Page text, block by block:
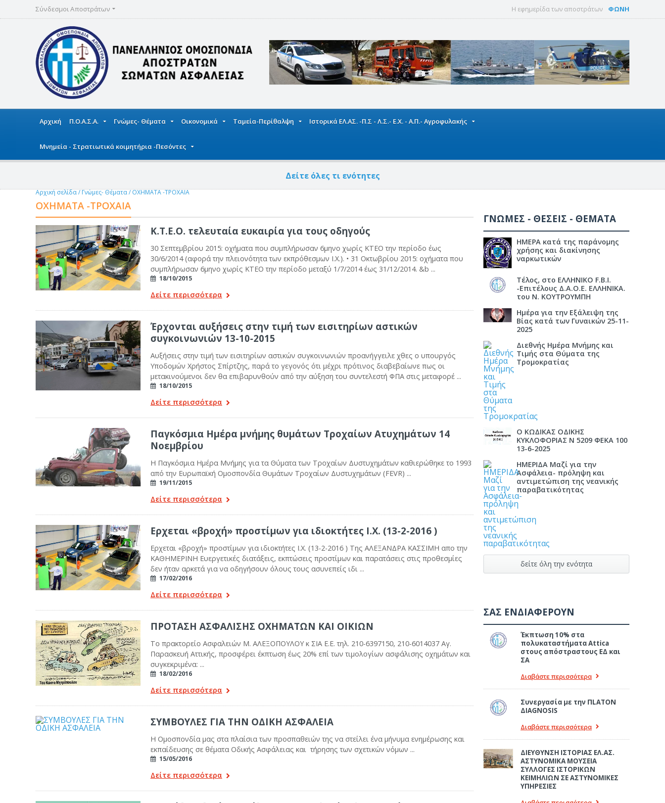
Η εφημερίδα των αποστράτων ΦΩΝΗ
Σύνδεσμοι Αποστράτων
Αρχική Π.Ο.Α.Σ.Α. Γνώμες- Θέματα Οικονομικά Ταμεία-Περίθαλψη Ιστορικά ΕΛ.ΑΣ. -Π.Σ - Λ.Σ.- Ε.Χ. - Α.Π.- Αγροφυλακής
Μνημεία - Στρατιωτικά κοιμητήρια -Πεσόντες
Δείτε όλες τι ενότητες
Αρχική σελίδα/Γνώμες- Θέματα/ΟΧΗΜΑΤΑ -ΤΡΟΧΑΙΑ
ΟΧΗΜΑΤΑ -ΤΡΟΧΑΙΑ
Κ.Τ.Ε.Ο. τελευταία ευκαιρία για τους οδηγούς
30 Σεπτεμβρίου 2015: οχήματα που συμπλήρωσαν 6μηνο χωρίς ΚΤΕΟ την περίοδο έως
30/6/2014 (αφορά την πλειονότητα των εκπρόθεσμων Ι.Χ.). • 31 Οκτωβρίου 2015: οχήματα που
συμπλήρωσαν 6μηνο χωρίς ΚΤΕΟ την περίοδο μεταξύ 1/7/2014 έως 31/12/2014. &b ...
18/10/2015
Δείτε περισσότερα
Έρχονται αυξήσεις στην τιμή των εισιτηρίων αστικών
συγκοινωνιών 13-10-2015
Αυξήσεις στην τιμή των εισιτηρίων αστικών συγκοινωνιών προανήγγειλε χθες ο υπουργός
Υποδομών Χρήστος Σπίρτζης, παρά το γεγονός ότι μέχρι πρότινος διαβεβαίωνε πως οι
μετακινούμενοι δεν θα επιβαρυνθούν από την αύξηση του συντελεστή ΦΠΑ στις μεταφορέ ...
18/10/2015
Δείτε περισσότερα
Παγκόσμια Ημέρα μνήμης θυμάτων Τροχαίων Ατυχημάτων 14
Νοεμβρίου
Η Παγκόσμια Ημέρα Μνήμης για τα Θύματα των Τροχαίων Δυστυχημάτων καθιερώθηκε το 1993
από την Ευρωπαϊκή Ομοσπονδία Θυμάτων Τροχαίων Δυστυχημάτων (FEVR) ...
19/11/2015
Δείτε περισσότερα
Ερχεται «βροχή» προστίμων για ιδιοκτήτες Ι.Χ. (13-2-2016 )
Ερχεται «βροχή» προστίμων για ιδιοκτήτες Ι.Χ. (13-2-2016 ) Της ΑΛΕΞΑΝΔΡΑ ΚΑΣΣΙΜΗ απο την
ΚΑΘΗΜΕΡΙΝΗ Ευεργετικές διατάξεις, εκπτώσεις προστίμων και παρατάσεις στις προθεσμίες
δεν ήταν αρκετά για να οδηγήσουν όλους τους ασυνεπείς ιδι ...
17/02/2016
Δείτε περισσότερα
ΠΡΟΤΑΣΗ ΑΣΦΑΛΙΣΗΣ ΟΧΗΜΑΤΩΝ ΚΑΙ ΟΙΚΙΩΝ
Το πρακτορείο Ασφαλειών Μ. ΑΛΕΞΟΠΟΥΛΟΥ κ ΣΙΑ Ε.Ε. τηλ. 210-6397150, 210-6014037 Αγ.
Παρασκευή Αττικής, προσφέρει έκπτωση έως 20% επί των τιμολογίων ασφάλισης οχημάτων και
συγκεκριμένα: ...
18/02/2016
Δείτε περισσότερα
ΣΥΜΒΟΥΛΕΣ ΓΙΑ ΤΗΝ ΟΔΙΚΗ ΑΣΦΑΛΕΙΑ
Η Ομοσπονδία μας στα πλαίσια των προσπαθειών της να στείλει ένα μήνυμα ενημέρωσης και
εκπαίδευσης σε θέματα Οδικής Ασφάλειας και τήρησης των σχετικών νόμων ...
15/05/2016
Δείτε περισσότερα
ΓΝΩΜΕΣ - ΘΕΣΕΙΣ - ΘΕΜΑΤΑ
ΗΜΕΡΑ κατά της παράνομης
χρήσης και διακίνησης
ναρκωτικών
Τέλος, στο ΕΛΛΗΝΙΚΟ F.B.I.
-Επιτέλους Δ.Α.Ο.Ε. ΕΛΛΗΝΙΚΑ.
του Ν. ΚΟΥΤΡΟΥΜΠΗ
Ημέρα για την Εξάλειψη της
Βίας κατά των Γυναικών 25-11-
2025
Διεθνής Ημέρα Μνήμης και
Τιμής στα Θύματα της
Τρομοκρατίας
Ο ΚΩΔΙΚΑΣ ΟΔΙΚΗΣ
ΚΥΚΛΟΦΟΡΙΑΣ Ν 5209 ΦΕΚΑ 100
13-6-2025
ΗΜΕΡΙΔΑ Μαζί για την
Ασφάλεια- πρόληψη και
αντιμετώπιση της νεανικής
παραβατικότητας
δείτε όλη την ενότητα
ΣΑΣ ΕΝΔΙΑΦΕΡΟΥΝ
Έκπτωση 10% στα
πολυκαταστήματα Attica
στους απόστραστους ΕΔ και
ΣΑ
Διαβάστε περισσότερα
Συνεργασία με την ΠLATON
ΔIAGNOSIS
Διαβάστε περισσότερα
ΔΙΕΥΘΥΝΣΗ ΙΣΤΟΡΙΑΣ ΕΛ.ΑΣ.
ΑΣΤΥΝΟΜΙΚΑ ΜΟΥΣΕΙΑ
ΣΥΛΛΟΓΕΣ ΙΣΤΟΡΙΚΩΝ
ΚΕΙΜΗΛΙΩΝ ΣΕ ΑΣΤΥΝΟΜΙΚΕΣ
ΥΠΗΡΕΣΙΕΣ